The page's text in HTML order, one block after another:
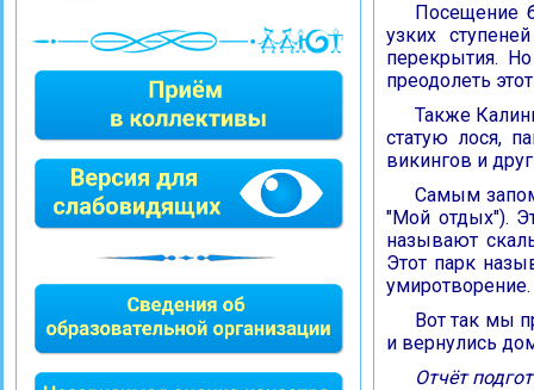
Посещение
узких
перекрытия.
преодолеть
Также
статую лося,
викингов и
Самым
"Мой отдых").
называют
Этот парк
умиротворение.
Вот так мы
и вернулись
Отчёт